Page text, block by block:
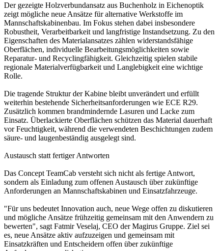
Der gezeigte Holzverbundansatz aus Buchenholz in Eichenoptik
zeigt mögliche neue Ansätze für alternative Werkstoffe im
Mannschaftskabinenbau. Im Fokus stehen dabei insbesondere
Robustheit, Verarbeitbarkeit und langfristige Instandsetzung. Zu den
Eigenschaften des Materialansatzes zählen widerstandsfähige
Oberflächen, individuelle Bearbeitungsmöglichkeiten sowie
Reparatur- und Recyclingfähigkeit. Gleichzeitig spielen stabile
regionale Materialverfügbarkeit und Langlebigkeit eine wichtige
Rolle.
Die tragende Struktur der Kabine bleibt unverändert und erfüllt
weiterhin bestehende Sicherheitsanforderungen wie ECE R29.
Zusätzlich kommen brandmindernde Lasuren und Lacke zum
Einsatz. Überlackierte Oberflächen schützen das Material dauerhaft
vor Feuchtigkeit, während die verwendeten Beschichtungen zudem
säure- und laugenbeständig ausgelegt sind.
Austausch statt fertiger Antworten
Das Concept TeamCab versteht sich nicht als fertige Antwort,
sondern als Einladung zum offenen Austausch über zukünftige
Anforderungen an Mannschaftskabinen und Einsatzfahrzeuge.
"Für uns bedeutet Innovation auch, neue Wege offen zu diskutieren
und mögliche Ansätze frühzeitig gemeinsam mit den Anwendern zu
bewerten", sagt Fatmir Veselaj, CEO der Magirus Gruppe. Ziel sei
es, neue Ansätze aktiv aufzuzeigen und gemeinsam mit
Einsatzkräften und Entscheidern offen über zukünftige